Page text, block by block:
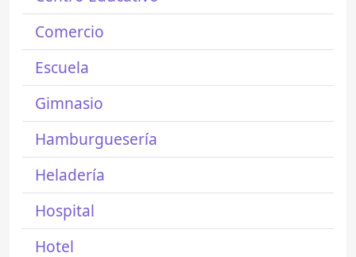
Comercio
Escuela
Gimnasio
Hamburguesería
Heladería
Hospital
Hotel